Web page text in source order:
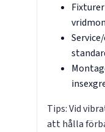
Tips: Vid
att hålla